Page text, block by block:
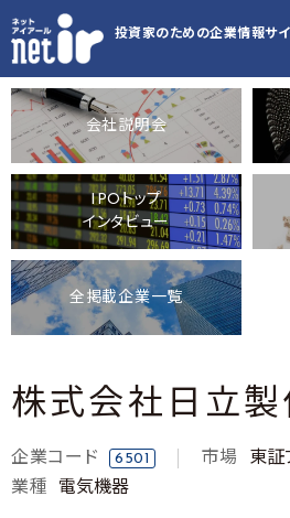
投資家のための企業情報サイ
会社説明会
IPOトップ
インタビュー
全掲載企業一覧
株式会社日立製
企業コード 6501 市場
東証
業種
電気機器